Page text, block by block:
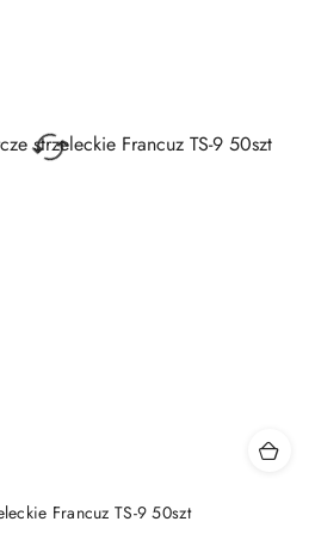
Francuz TS-9 50szt